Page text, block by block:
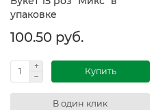
упаковке
100.50 руб.
Купить
В один клик